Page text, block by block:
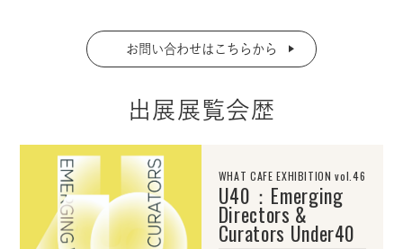
お問い合わせはこちらから
出展展覧会歴
WHAT CAFE EXHIBITION vol.46
U40：Emerging
Directors &
Curators Under40